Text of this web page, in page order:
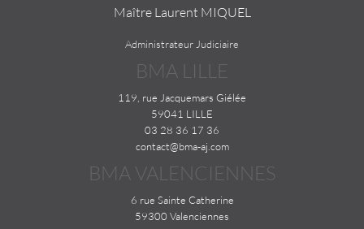
Maître Laurent MIQUEL
Administrateur Judiciaire
BMA LILLE
119, rue Jacquemars Giélée
59041 LILLE
03 28 36 17 36
contact@bma-aj.com
BMA VALENCIENNES
6 rue Sainte Catherine
59300 Valenciennes